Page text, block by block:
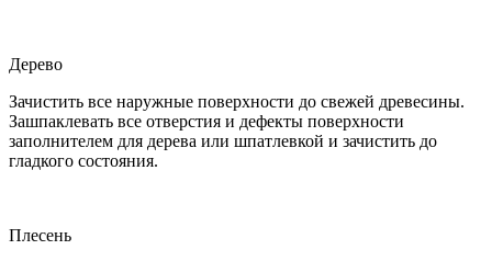
Дерево
Зачистить все наружные поверхности до свежей древесины.
Зашпаклевать все отверстия и дефекты поверхности
заполнителем для дерева или шпатлевкой и зачистить до
гладкого состояния.
Плесень